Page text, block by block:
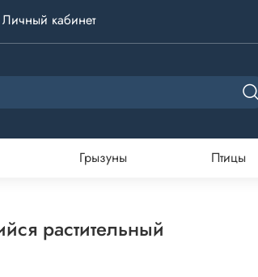
Личный кабинет
Грызуны Птицы
растительный